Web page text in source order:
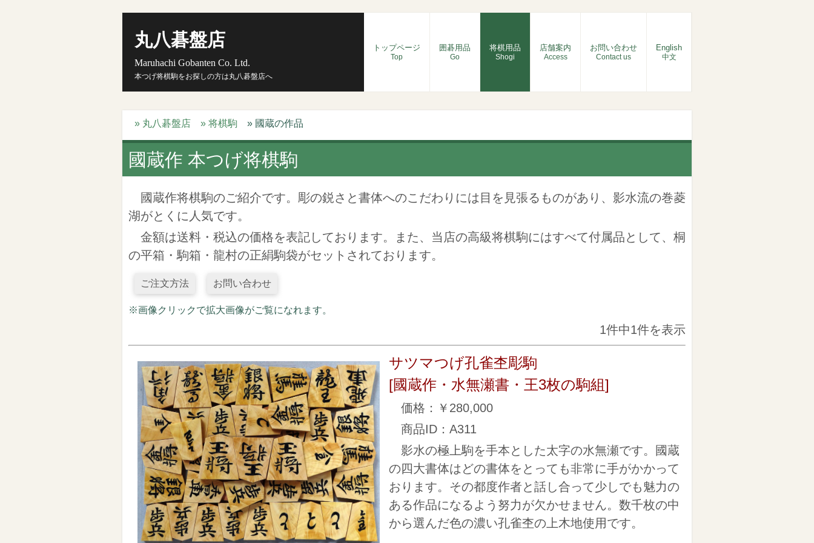
丸八碁盤店
Maruhachi Gobanten Co. Ltd.
本つげ将棋駒をお探しの方は丸八碁盤店へ
トップページ
Top
囲碁用品
Go
将棋用品
Shogi
店舗案内
Access
お問い合わせ
Contact us
English
中文
» 丸八碁盤店 » 将棋駒 » 國蔵の作品
國蔵作 本つげ将棋駒
國蔵作将棋駒のご紹介です。彫の鋭さと書体へのこだわりには目を見張るものがあり、影水流の巻菱
湖がとくに人気です。
金額は送料・税込の価格を表記しております。また、当店の高級将棋駒にはすべて付属品として、桐
の平箱・駒箱・龍村の正絹駒袋がセットされております。
ご注文方法 お問い合わせ
※画像クリックで拡大画像がご覧になれます。
1件中1件を表示
サツマつげ孔雀杢彫駒
[國蔵作・水無瀬書・王3枚の駒組]
価格：￥280,000
商品ID：A311
影水の極上駒を手本とした太字の水無瀬です。國蔵
の四大書体はどの書体をとっても非常に手がかかって
おります。その都度作者と話し合って少しでも魅力の
ある作品になるよう努力が欠かせません。数千枚の中
から選んだ色の濃い孔雀杢の上木地使用です。